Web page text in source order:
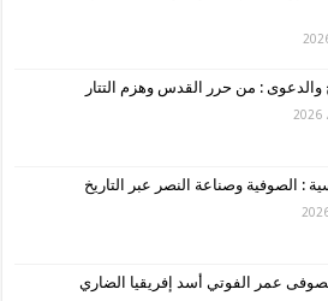
والدعوى : من حرر القدس وهزم التتار
: الصوفية وصناعة النصر عبر التاريخ
عمر الفوتي أسد إفريقيا الضاري